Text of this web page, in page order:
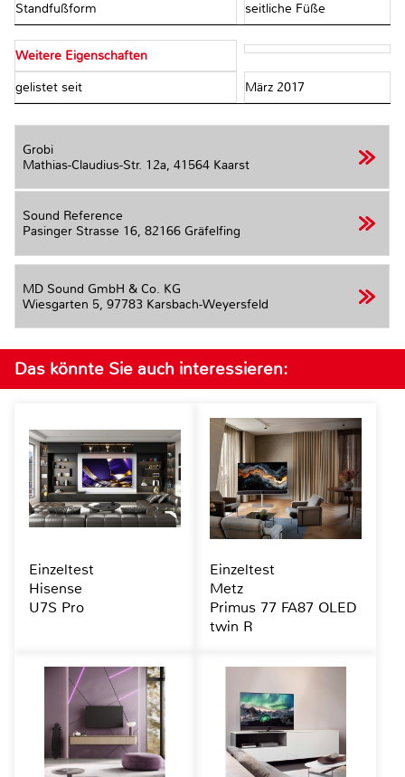
Standfußform seitliche Füße
Weitere Eigenschaften
gelistet seit März 2017
Grobi
Mathias-Claudius-Str. 12a, 41564 Kaarst
Sound Reference
Pasinger Strasse 16, 82166 Gräfelfing
MD Sound GmbH & Co. KG
Wiesgarten 5, 97783 Karsbach-Weyersfeld
Das könnte Sie auch interessieren:
Einzeltest
Hisense
U7S Pro
Einzeltest
Metz
Primus 77 FA87 OLED
twin R